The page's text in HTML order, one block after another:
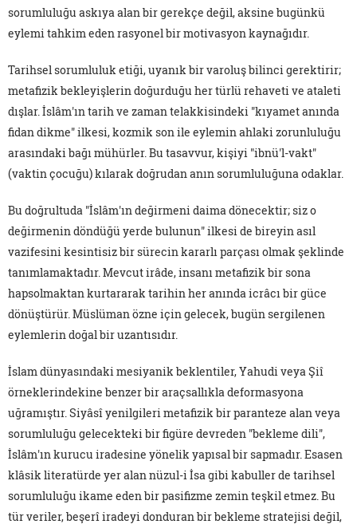
sorumluluğu askıya alan bir gerekçe değil, aksine bugünkü
eylemi tahkim eden rasyonel bir motivasyon kaynağıdır.
Tarihsel sorumluluk etiği, uyanık bir varoluş bilinci gerektirir;
metafizik bekleyişlerin doğurduğu her türlü rehaveti ve ataleti
dışlar. İslâm'ın tarih ve zaman telakkisindeki "kıyamet anında
fidan dikme" ilkesi, kozmik son ile eylemin ahlaki zorunluluğu
arasındaki bağı mühürler. Bu tasavvur, kişiyi "ibnü'l-vakt"
(vaktin çocuğu) kılarak doğrudan anın sorumluluğuna odaklar.
Bu doğrultuda "İslâm'ın değirmeni daima dönecektir; siz o
değirmenin döndüğü yerde bulunun" ilkesi de bireyin asıl
vazifesini kesintisiz bir sürecin kararlı parçası olmak şeklinde
tanımlamaktadır. Mevcut irâde, insanı metafizik bir sona
hapsolmaktan kurtararak tarihin her anında icrâcı bir güce
dönüştürür. Müslüman özne için gelecek, bugün sergilenen
eylemlerin doğal bir uzantısıdır.
İslam dünyasındaki mesiyanik beklentiler, Yahudi veya Şiî
örneklerindekine benzer bir araçsallıkla deformasyona
uğramıştır. Siyâsî yenilgileri metafizik bir paranteze alan veya
sorumluluğu gelecekteki bir figüre devreden "bekleme dili",
İslâm'ın kurucu iradesine yönelik yapısal bir sapmadır. Esasen
klâsik literatürde yer alan nüzul-i İsa gibi kabuller de tarihsel
sorumluluğu ikame eden bir pasifizme zemin teşkil etmez. Bu
tür veriler, beşerî iradeyi donduran bir bekleme stratejisi değil,